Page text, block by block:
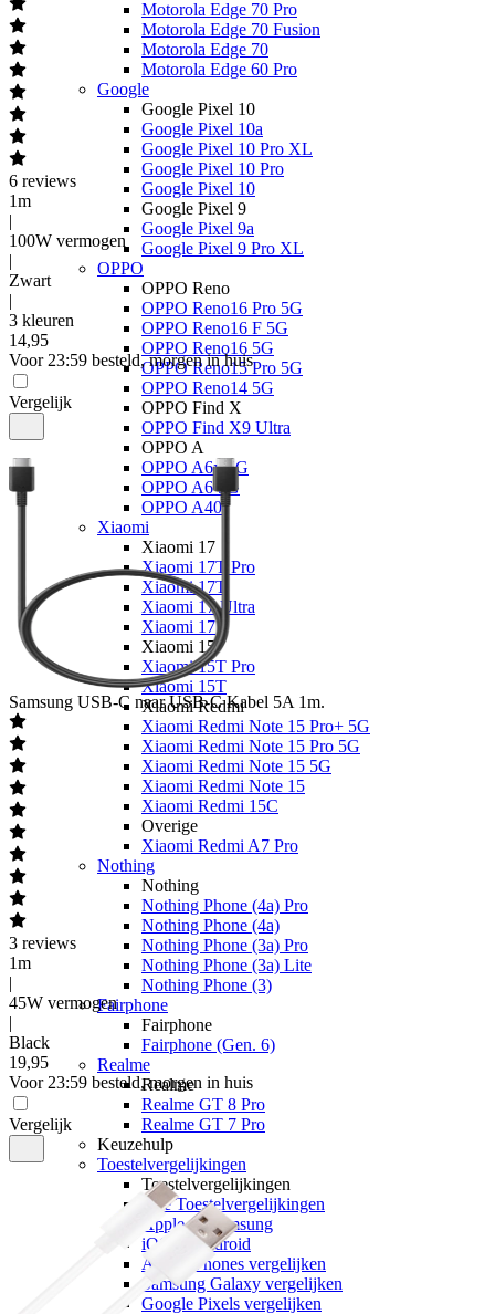
Motorola Edge 70 Pro
Motorola Edge 70 Fusion
Motorola Edge 70
Motorola Edge 60 Pro
Google
Google Pixel 10
Google Pixel 10a
Google Pixel 10 Pro XL
Google Pixel 10 Pro
Google Pixel 10
Google Pixel 9
Google Pixel 9a
Google Pixel 9 Pro XL
OPPO
OPPO Reno
OPPO Reno16 Pro 5G
OPPO Reno16 F 5G
OPPO Reno16 5G
OPPO Reno15 Pro 5G
OPPO Reno14 5G
OPPO Find X
OPPO Find X9 Ultra
OPPO A
OPPO A6x 5G
OPPO A6 5G
OPPO A40
Xiaomi
Xiaomi 17
Xiaomi 17T Pro
Xiaomi 17T
Xiaomi 17 Ultra
Xiaomi 17
Xiaomi 15
Xiaomi 15T Pro
Xiaomi 15T
Xiaomi Redmi
Xiaomi Redmi Note 15 Pro+ 5G
Xiaomi Redmi Note 15 Pro 5G
Xiaomi Redmi Note 15 5G
Xiaomi Redmi Note 15
Xiaomi Redmi 15C
Overige
Xiaomi Redmi A7 Pro
Nothing
Nothing
Nothing Phone (4a) Pro
Nothing Phone (4a)
Nothing Phone (3a) Pro
Nothing Phone (3a) Lite
Nothing Phone (3)
Fairphone
Fairphone
Fairphone (Gen. 6)
Realme
Realme
Realme GT 8 Pro
Realme GT 7 Pro
Keuzehulp
Toestelvergelijkingen
Toestelvergelijkingen
Alle Toestelvergelijkingen
Apple vs Samsung
iOS vs Android
Apple iPhones vergelijken
Samsung Galaxy vergelijken
Google Pixels vergelijken
6 reviews
1m
|
100W vermogen
|
Zwart
|
3 kleuren
14,95
Voor 23:59 besteld, morgen in huis
Vergelijk
Samsung USB-C naar USB-C Kabel 5A 1m.
3 reviews
1m
|
45W vermogen
|
Black
19,95
Voor 23:59 besteld, morgen in huis
Vergelijk